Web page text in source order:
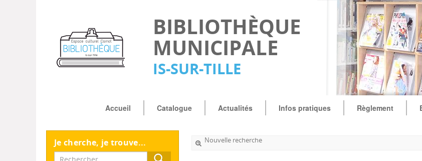
BIBLIOTHÈQUE
MUNICIPALE
IS-SUR-TILLE
Accueil Catalogue Actualités Infos pratiques Règlement
Je cherche, je trouve... Nouvelle recherche